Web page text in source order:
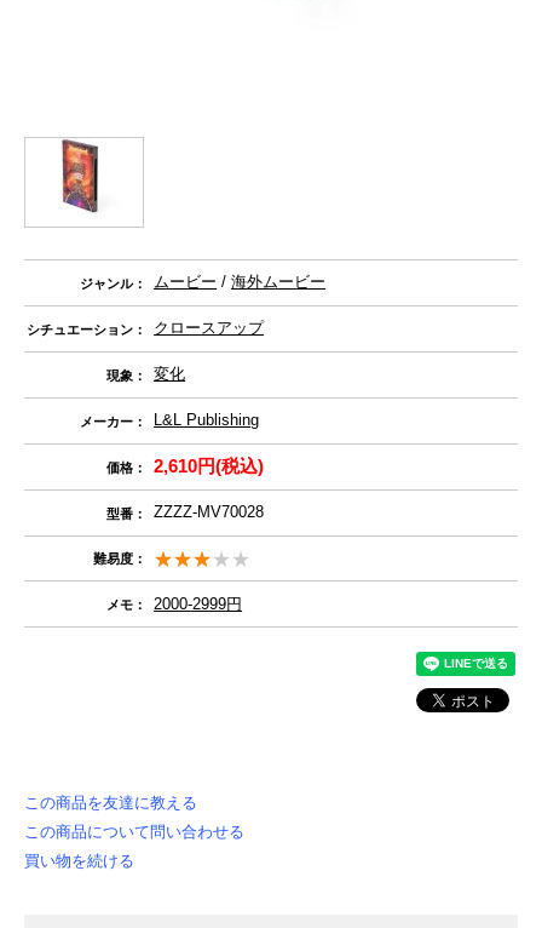
ジャンル： ムービー /海外ムービー
シチュエーション： クロースアップ
現象： 変化
メーカー： L&L Publishing
価格： 2,610円(税込)
型番： ZZZZ-MV70028
難易度：
メモ： 2000-2999円
この商品を友達に教える
この商品について問い合わせる
買い物を続ける